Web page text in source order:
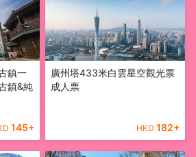
鎮一
鎮&純
145+
廣州塔433米白雲星空觀光票
成人票
HKD 182+